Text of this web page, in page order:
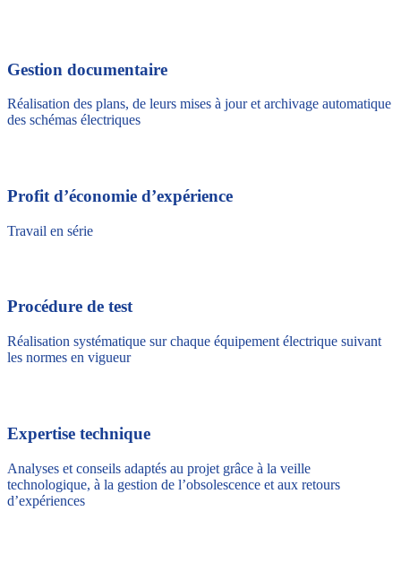
Gestion documentaire
Réalisation des plans, de leurs mises à jour et archivage automatique
des schémas électriques
Profit d’économie d’expérience
Travail en série
Procédure de test
Réalisation systématique sur chaque équipement électrique suivant
les normes en vigueur
Expertise technique
Analyses et conseils adaptés au projet grâce à la veille
technologique, à la gestion de l’obsolescence et aux retours
d’expériences